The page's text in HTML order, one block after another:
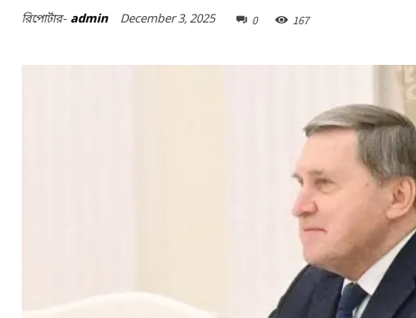
রিপোর্টার- admin December 3, 2025 0 167